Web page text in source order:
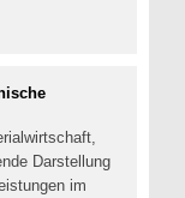
Darstellung
im